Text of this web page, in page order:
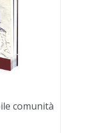
comunità